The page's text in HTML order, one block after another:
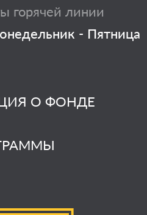
О ФОНДЕ
горячей линии
- Пятница